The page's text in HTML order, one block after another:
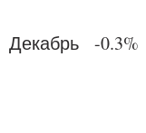
Декабрь -0.3%